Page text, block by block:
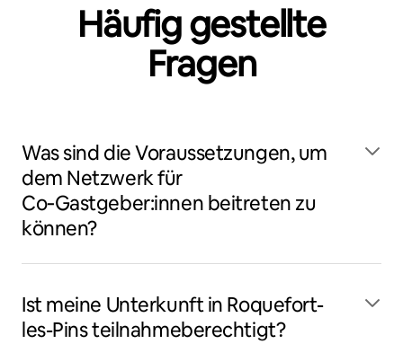
Häufig gestellte
Fragen
Was sind die Voraussetzungen, um
dem Netzwerk für
Co‑Gastgeber:innen beitreten zu
können?
Ist meine Unterkunft in Roquefort-
les-Pins teilnahmeberechtigt?